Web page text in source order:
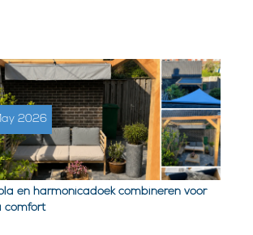
2026
en harmonicadoek combineren voor
comfort